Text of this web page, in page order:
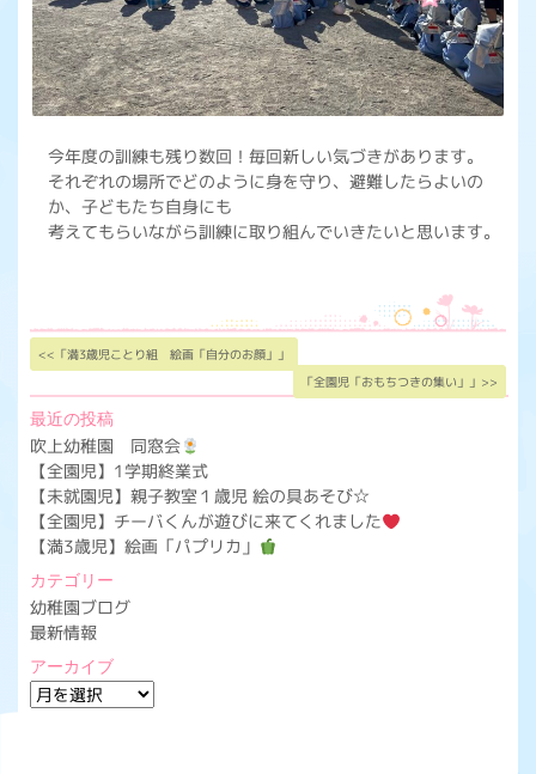
今年度の訓練も残り数回！毎回新しい気づきがあります。
それぞれの場所でどのように身を守り、避難したらよいの
か、子どもたち自身にも
考えてもらいながら訓練に取り組んでいきたいと思います。
<<「満3歳児ことり組 絵画「自分のお顔」」
「全園児「おもちつきの集い」」>>
最近の投稿
吹上幼稚園 同窓会
【全園児】1学期終業式
【未就園児】親子教室１歳児 絵の具あそび☆
【全園児】チーバくんが遊びに来てくれました
【満3歳児】絵画「パプリカ」
カテゴリー
幼稚園ブログ
最新情報
アーカイブ
ア